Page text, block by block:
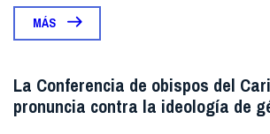
MÁS
La Conferencia de obispos del
pronuncia contra la ideología de